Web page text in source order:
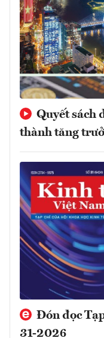
Quyết sách
thành tăng
Đón đọc
31-2026